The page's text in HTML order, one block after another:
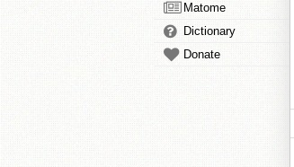
Matome
Dictionary
Donate